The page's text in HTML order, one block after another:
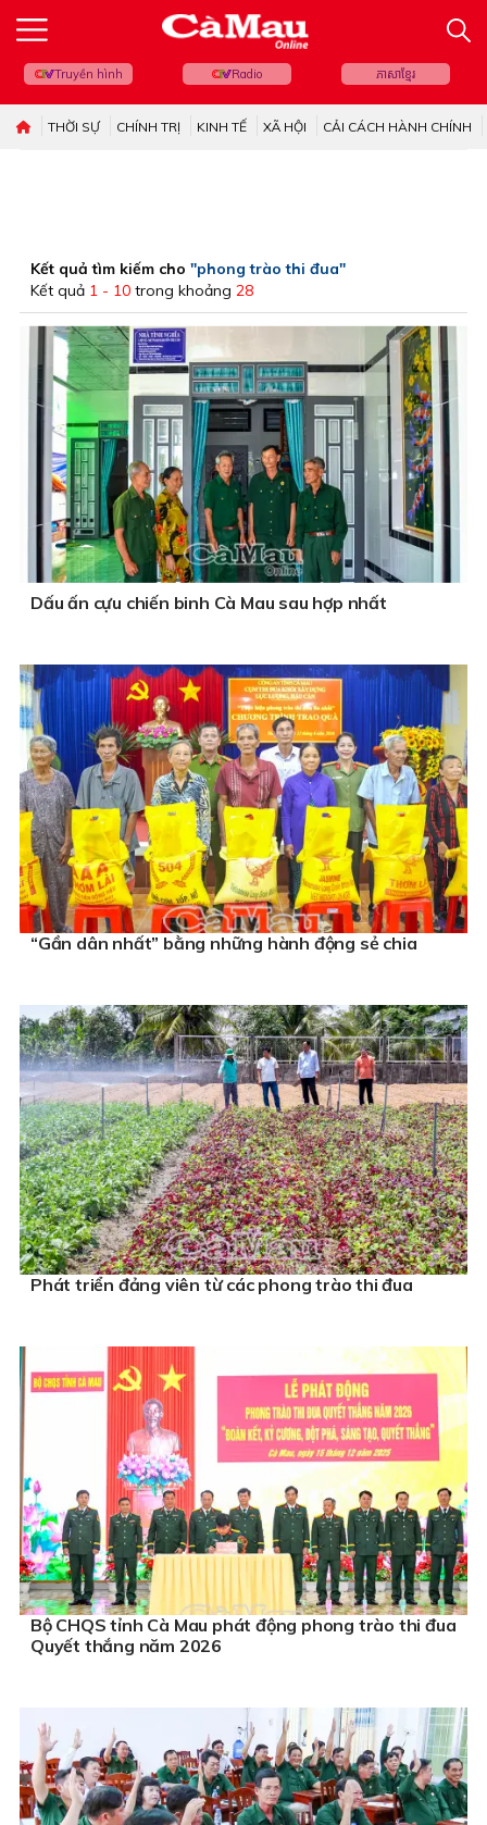
Truyền hình Radio ភាសាខ្មែរ
THỜI SỰ CHÍNH TRỊ KINH TẾ XÃ HỘI CẢI CÁCH HÀNH CHÍNH
Kết quả tìm kiếm cho "phong trào thi đua"
Kết quả 1 - 10 trong khoảng 28
Dấu ấn cựu chiến binh Cà Mau sau hợp nhất
“Gần dân nhất” bằng những hành động sẻ chia
Phát triển đảng viên từ các phong trào thi đua
Bộ CHQS tỉnh Cà Mau phát động phong trào thi đua
Quyết thắng năm 2026